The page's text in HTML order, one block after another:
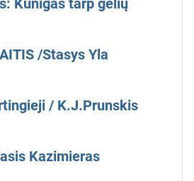
Kunigas tarp gėlių
/Stasys Yla
/ K.J.Prunskis
Kazimieras